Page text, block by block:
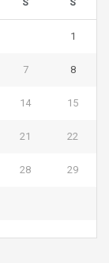
S S
1
7 8
14 15
21 22
28 29